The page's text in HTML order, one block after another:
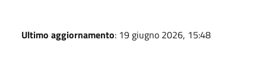
Ultimo aggiornamento: 19 giugno 2026, 15:48